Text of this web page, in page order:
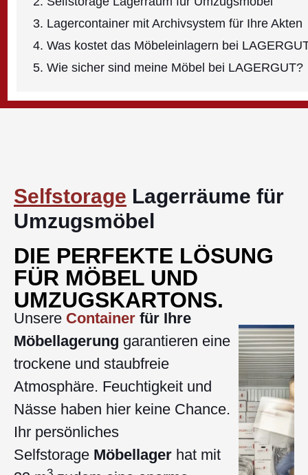
Lagercontainer mit Archivsystem für Ihre Akten
Was kostet das Möbeleinlagern bei
Wie sicher sind meine Möbel bei LAGERGUT?
Selfstorage Lagerräume für
Umzugsmöbel
DIE PERFEKTE LÖSUNG
FÜR MÖBEL UND
UMZUGSKARTONS.
Unsere Container für Ihre
Möbellagerung garantieren eine
trockene und staubfreie
Atmosphäre. Feuchtigkeit und
Nässe haben hier keine Chance.
Ihr persönliches
Selfstorage Möbellager hat mit